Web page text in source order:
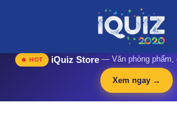
Đề thi cuối kì 1 tiếng Việt lớp 3 - Câu hỏi và
quiz.vn@stop article@stop
🛍️
🔥 HOT iQuiz Store — Văn phòng phẩm,
Xem ngay →